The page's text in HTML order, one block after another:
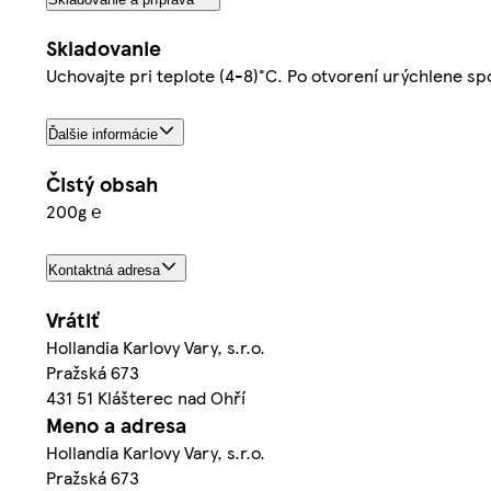
Skladovanie
Uchovajte pri teplote (4-8)°C. Po otvorení urýchlene
Ďalšie informácie
Čistý obsah
200g ℮
Kontaktná adresa
Vrátiť
Hollandia Karlovy Vary, s.r.o.
Pražská 673
431 51 Klášterec nad Ohří
Meno a adresa
Hollandia Karlovy Vary, s.r.o.
Pražská 673